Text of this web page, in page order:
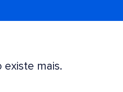
existe mais.